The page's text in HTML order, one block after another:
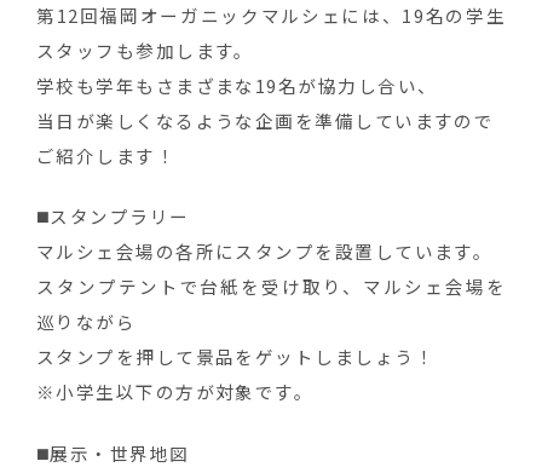
第12回福岡オーガニックマルシェには、19名の学生
スタッフも参加します。
学校も学年もさまざまな19名が協力し合い、
当日が楽しくなるような企画を準備していますので
ご紹介します！
◼️スタンプラリー
マルシェ会場の各所にスタンプを設置しています。
スタンプテントで台紙を受け取り、マルシェ会場を
巡りながら
スタンプを押して景品をゲットしましょう！
※小学生以下の方が対象です。
◼️展示・世界地図